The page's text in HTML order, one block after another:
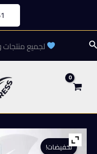
المحتوى
البحث لجميع
تخفيضات!